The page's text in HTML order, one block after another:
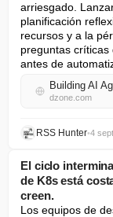
arriesgado.
planificación
recursos y a la
preguntas
antes de
dzone.com
RSS Hunter•4
El ciclo
de K8s está
creen.
Los equipos de